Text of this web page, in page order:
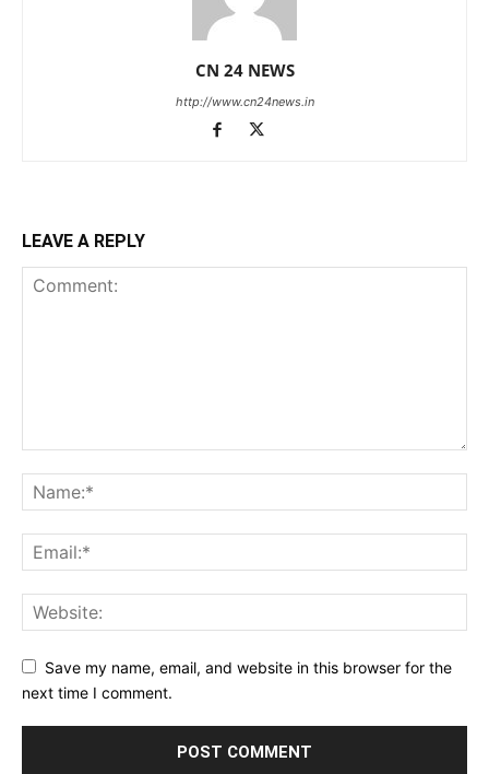
CN 24 NEWS
http://www.cn24news.in
LEAVE A REPLY
Save my name, email, and website in this browser for the
next time I comment.